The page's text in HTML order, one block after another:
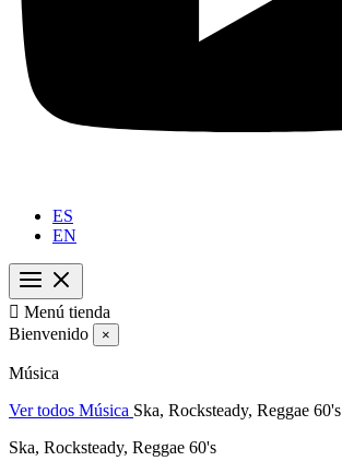
ES
EN
 Menú tienda
Bienvenido
×
Música
Ver todos Música Ska, Rocksteady, Reggae 60's
Ska, Rocksteady, Reggae 60's